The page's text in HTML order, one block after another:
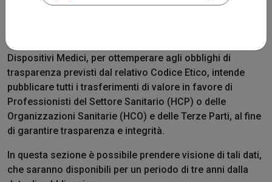
Inventis, in quanto azienda Associata a Confindustria
Dispositivi Medici, per ottemperare agli obblighi di
trasparenza previsti dal relativo Codice Etico, intende
pubblicare tutti i trasferimenti di valore in favore di
Professionisti del Settore Sanitario (HCP) o delle
Organizzazioni Sanitarie (HCO) e delle Terze Parti, al fine
di garantire trasparenza e integrità.
In questa sezione è possibile prendere visione di tali dati,
che saranno disponibili per un periodo di tre anni dalla